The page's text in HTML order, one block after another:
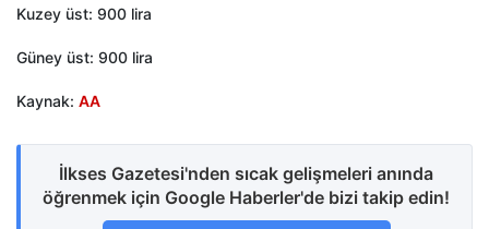
Kuzey üst: 900 lira
Güney üst: 900 lira
Kaynak: AA
İlkses Gazetesi'nden sıcak gelişmeleri anında
öğrenmek için Google Haberler'de bizi takip edin!